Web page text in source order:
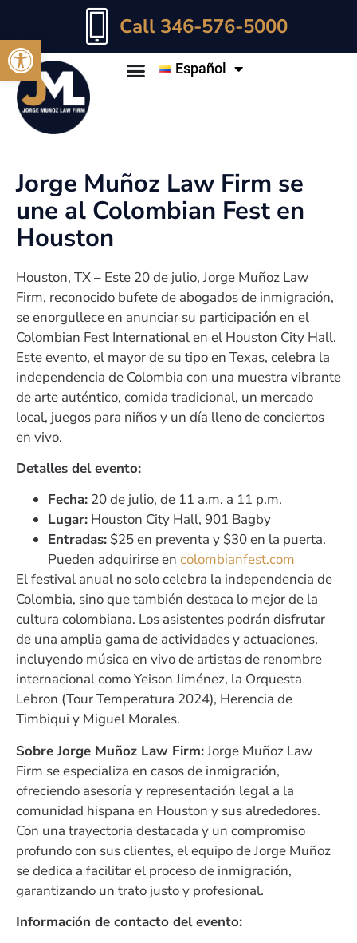
Abrir barra de herramientas
Call 346-576-5000
Español
Jorge Muñoz Law Firm se
une al Colombian Fest en
Houston
Houston, TX – Este 20 de julio, Jorge Muñoz Law
Firm, reconocido bufete de abogados de inmigración,
se enorgullece en anunciar su participación en el
Colombian Fest International en el Houston City Hall.
Este evento, el mayor de su tipo en Texas, celebra la
independencia de Colombia con una muestra vibrante
de arte auténtico, comida tradicional, un mercado
local, juegos para niños y un día lleno de conciertos
en vivo.
Detalles del evento:
Fecha: 20 de julio, de 11 a.m. a 11 p.m.
Lugar: Houston City Hall, 901 Bagby
Entradas: $25 en preventa y $30 en la puerta.
Pueden adquirirse en colombianfest.com
El festival anual no solo celebra la independencia de
Colombia, sino que también destaca lo mejor de la
cultura colombiana. Los asistentes podrán disfrutar
de una amplia gama de actividades y actuaciones,
incluyendo música en vivo de artistas de renombre
internacional como Yeison Jiménez, la Orquesta
Lebron (Tour Temperatura 2024), Herencia de
Timbiqui y Miguel Morales.
Sobre Jorge Muñoz Law Firm:Jorge Muñoz Law
Firm se especializa en casos de inmigración,
ofreciendo asesoría y representación legal a la
comunidad hispana en Houston y sus alrededores.
Con una trayectoria destacada y un compromiso
profundo con sus clientes, el equipo de Jorge Muñoz
se dedica a facilitar el proceso de inmigración,
garantizando un trato justo y profesional.
Información de contacto del evento: